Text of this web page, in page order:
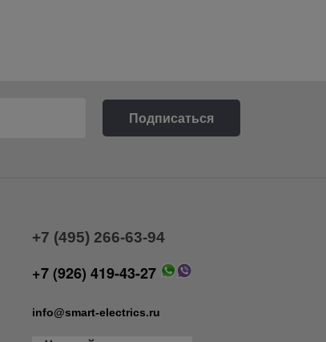
+7 (495) 266-63-94
+7 (926) 419-43-27
info@smart-electrics.ru